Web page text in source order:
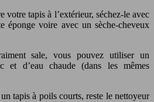
votre tapis à l’extérieur, séchez-le avec
éponge voire avec un sèche-cheveux
sale, vous pouvez utiliser un
et d’eau chaude (dans les mêmes
tapis à poils courts, reste le nettoyeur